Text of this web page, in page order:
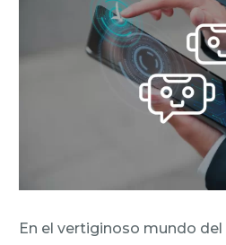
En el vertiginoso mundo del